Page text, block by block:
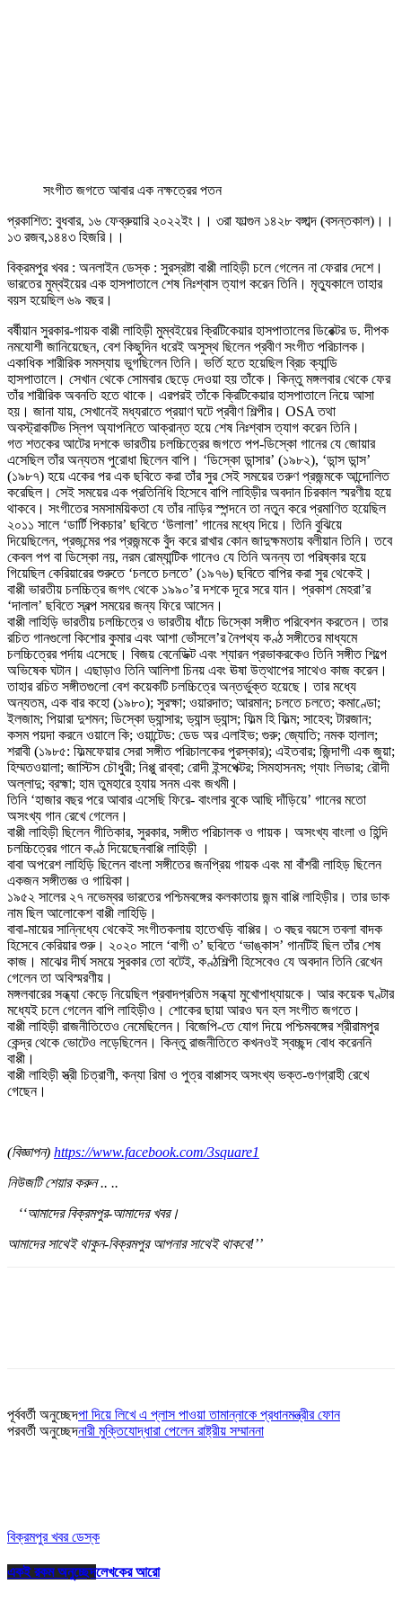
সংগীত জগতে আবার এক নক্ষত্রের পতন
প্রকাশিত: বুধবার, ১৬ ফেব্রুয়ারি ২০২২ইং।। ৩রা ফাল্গুন ১৪২৮ বঙ্গাব্দ (বসন্তকাল)।।
১৩ রজব,১৪৪৩ হিজরি।।
বিক্রমপুর খবর : অনলাইন ডেস্ক : সুরস্রষ্টা বাপ্পী লাহিড়ী চলে গেলেন না ফেরার দেশে।
ভারতের মুম্বইয়ের এক হাসপাতালে শেষ নিঃশ্বাস ত্যাগ করেন তিনি। মৃত্যুকালে তাহার
বয়স হয়েছিল ৬৯ বছর।
বর্ষীয়ান সুরকার-গায়ক বাপ্পী লাহিড়ী মুম্বইয়ের ক্রিটিকেয়ার হাসপাতালের ডিরেক্টর ড. দীপক
নমযোশী জানিয়েছেন, বেশ কিছুদিন ধরেই অসুস্থ ছিলেন প্রবীণ সংগীত পরিচালক।
একাধিক শারীরিক সমস্যায় ভুগছিলেন তিনি। ভর্তি হতে হয়েছিল ব্রিচ ক্যান্ডি
হাসপাতালে। সেখান থেকে সোমবার ছেড়ে দেওয়া হয় তাঁকে। কিন্তু মঙ্গলবার থেকে ফের
তাঁর শারীরিক অবনতি হতে থাকে। এরপরই তাঁকে ক্রিটিকেয়ার হাসপাতালে নিয়ে আসা
হয়। জানা যায়, সেখানেই মধ্যরাতে প্রয়াণ ঘটে প্রবীণ শিল্পীর। OSA তথা
অবস্ট্রাকটিভ স্লিপ অ্যাপনিতে আক্রান্ত হয়ে শেষ নিঃশ্বাস ত্যাগ করেন তিনি।
গত শতকের আটের দশকে ভারতীয় চলচ্চিত্রের জগতে পপ-ডিস্কো গানের যে জোয়ার
এসেছিল তাঁর অন্যতম পুরোধা ছিলেন বাপি। ‘ডিস্কো ডান্সার’ (১৯৮২), ‘ডান্স ডান্স’
(১৯৮৭) হয়ে একের পর এক ছবিতে করা তাঁর সুর সেই সময়ের তরুণ প্রজন্মকে আন্দোলিত
করেছিল। সেই সময়ের এক প্রতিনিধি হিসেবে বাপি লাহিড়ীর অবদান চিরকাল স্মরণীয় হয়ে
থাকবে। সংগীতের সমসাময়িকতা যে তাঁর নাড়ির স্পন্দনে তা নতুন করে প্রমাণিত হয়েছিল
২০১১ সালে ‘ডার্টি পিকচার’ ছবিতে ‘উলালা’ গানের মধ্যে দিয়ে। তিনি বুঝিয়ে
দিয়েছিলেন, প্রজন্মের পর প্রজন্মকে বুঁদ করে রাখার কোন জাদুক্ষমতায় বলীয়ান তিনি। তবে
কেবল পপ বা ডিস্কো নয়, নরম রোম্যান্টিক গানেও যে তিনি অনন্য তা পরিষ্কার হয়ে
গিয়েছিল কেরিয়ারের শুরুতে ‘চলতে চলতে’ (১৯৭৬) ছবিতে বাপির করা সুর থেকেই।
বাপ্পী ভারতীয় চলচ্চিত্র জগৎ থেকে ১৯৯০’র দশকে দূরে সরে যান। প্রকাশ মেহরা’র
‘দালাল’ ছবিতে স্বল্প সময়ের জন্য ফিরে আসেন।
বাপ্পী লাহিড়ি ভারতীয় চলচ্চিত্রে ও ভারতীয় ধাঁচে ডিস্কো সঙ্গীত পরিবেশন করতেন। তার
রচিত গানগুলো কিশোর কুমার এবং আশা ভোঁসলে’র নৈপথ্য কণ্ঠ সঙ্গীতের মাধ্যমে
চলচ্চিত্রের পর্দায় এসেছে। বিজয় বেনেডিক্ট এবং শ্যারন প্রভাকরকেও তিনি সঙ্গীত শিল্পে
অভিষেক ঘটান। এছাড়াও তিনি আলিশা চিনয় এবং ঊষা উত্থাপের সাথেও কাজ করেন।
তাহার রচিত সঙ্গীতগুলো বেশ কয়েকটি চলচ্চিত্রে অন্তর্ভুক্ত হয়েছে। তার মধ্যে
অন্যতম, এক বার কহো (১৯৮০); সুরক্ষা; ওয়ারদাত; আরমান; চলতে চলতে; কমাণ্ডো;
ইলজাম; পিয়ারা দুশমন; ডিস্কো ড্যান্সার; ড্যান্স ড্যান্স; ফিল্ম হি ফিল্ম; সাহেব; টারজান;
কসম পয়দা করনে ওয়ালে কি; ওয়ান্টেড: ডেড অর এলাইভ; গুরু; জ্যোতি; নমক হালাল;
শরাবী (১৯৮৫: ফিল্মফেয়ার সেরা সঙ্গীত পরিচালকের পুরস্কার); এইতবার; জিন্দাগী এক জুয়া;
হিম্মতওয়ালা; জাস্টিস চৌধুরী; নিপ্পু রাব্বা; রোদী ইন্সপেক্টর; সিমহাসনম; গ্যাং লিডার; রৌদী
অল্লাদু; ব্রহ্মা; হাম তুমহারে হ্যায় সনম এবং জখমী।
তিনি ‘হাজার বছর পরে আবার এসেছি ফিরে- বাংলার বুকে আছি দাঁড়িয়ে’ গানের মতো
অসংখ্য গান রেখে গেলেন।
বাপ্পী লাহিড়ী ছিলেন গীতিকার, সুরকার, সঙ্গীত পরিচালক ও গায়ক। অসংখ্য বাংলা ও হিন্দি
চলচ্চিত্রের গানে কণ্ঠ দিয়েছেনবাপ্পি লাহিড়ী ।
বাবা অপরেশ লাহিড়ি ছিলেন বাংলা সঙ্গীতের জনপ্রিয় গায়ক এবং মা বাঁশরী লাহিড় ছিলেন
একজন সঙ্গীতজ্ঞ ও গায়িকা।
১৯৫২ সালের ২৭ নভেম্বর ভারতের পশ্চিমবঙ্গের কলকাতায় জন্ম বাপ্পি লাহিড়ীর। তার ডাক
নাম ছিল আলোকেশ বাপ্পী লাহিড়ি।
বাবা-মায়ের সান্নিধ্যে থেকেই সংগীতকলায় হাতেখড়ি বাপ্পির। ৩ বছর বয়সে তবলা বাদক
হিসেবে কেরিয়ার শুরু। ২০২০ সালে ‘বাগী ৩’ ছবিতে ‘ভাঙ্কাস’ গানটিই ছিল তাঁর শেষ
কাজ। মাঝের দীর্ঘ সময়ে সুরকার তো বটেই, কণ্ঠশিল্পী হিসেবেও যে অবদান তিনি রেখেন
গেলেন তা অবিস্মরণীয়।
মঙ্গলবারের সন্ধ্যা কেড়ে নিয়েছিল প্রবাদপ্রতিম সন্ধ্যা মুখোপাধ্যায়কে। আর কয়েক ঘণ্টার
মধ্যেই চলে গেলেন বাপি লাহিড়ীও। শোকের ছায়া আরও ঘন হল সংগীত জগতে।
বাপ্পী লাহিড়ী রাজনীতিতেও নেমেছিলেন। বিজেপি-তে যোগ দিয়ে পশ্চিমবঙ্গের শ্রীরামপুর
কেন্দ্র থেকে ভোটেও লড়েছিলেন। কিন্তু রাজনীতিতে কখনওই স্বচ্ছন্দ বোধ করেননি
বাপ্পী।
বাপ্পী লাহিড়ী স্ত্রী চিত্রাণী, কন্যা রিমা ও পুত্র বাপ্পাসহ অসংখ্য ভক্ত-গুণগ্রাহী রেখে
গেছেন।
(বিজ্ঞাপন) https://www.facebook.com/3square1
নিউজটি শেয়ার করুন .. ..
‘‘আমাদের বিক্রমপুর-আমাদের খবর।
আমাদের সাথেই থাকুন-বিক্রমপুর আপনার সাথেই থাকবে!’’
পূর্ববর্তী অনুচ্ছেদপা দিয়ে লিখে এ প্লাস পাওয়া তামান্নাকে প্রধানমন্ত্রীর ফোন
পরবর্তী অনুচ্ছেদনারী মুক্তিযোদ্ধারা পেলেন রাষ্ট্রীয় সম্মাননা
বিক্রমপুর খবর ডেস্ক
একই রকম অনুচ্ছেদলেখকের আরো